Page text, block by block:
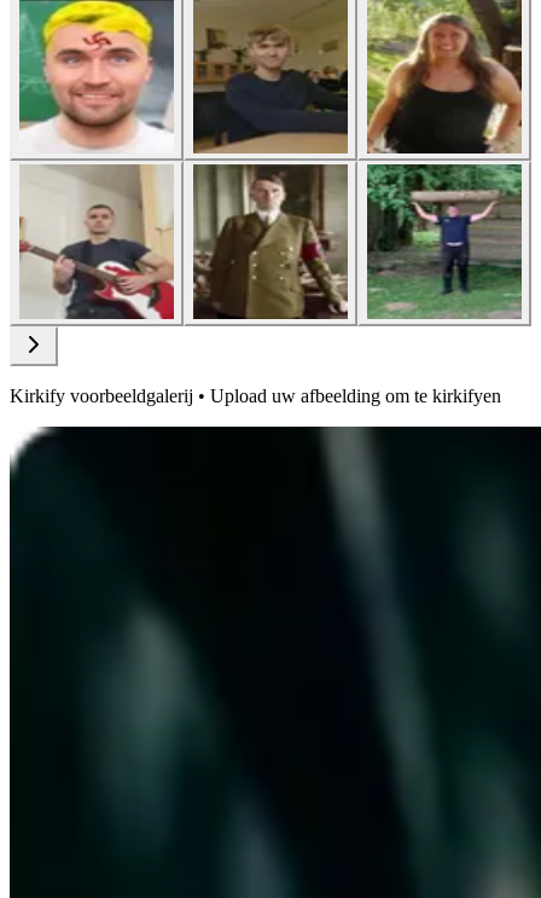
Kirkify voorbeeldgalerij • Upload uw afbeelding om te kirkifyen